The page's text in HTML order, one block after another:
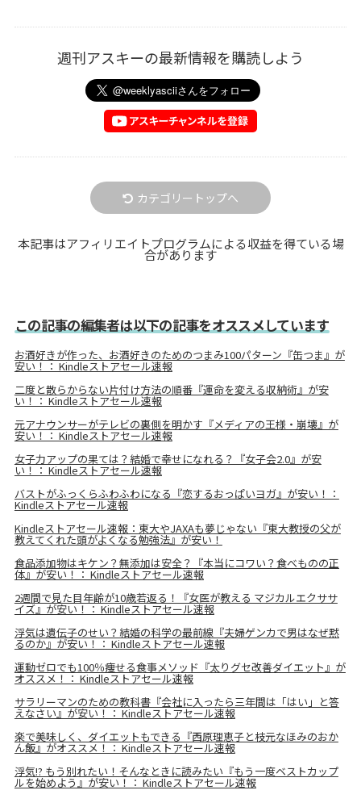
週刊アスキーの最新情報を購読しよう
カテゴリートップへ
本記事はアフィリエイトプログラムによる収益を得ている場
合があります
この記事の編集者は以下の記事をオススメしています
お酒好きが作った、お酒好きのためのつまみ100パターン『缶つま』が
安い！： Kindleストアセール速報
二度と散らからない片付け方法の順番『運命を変える収納術』が安
い！： Kindleストアセール速報
元アナウンサーがテレビの裏側を明かす『メディアの王様・崩壊』が
安い！： Kindleストアセール速報
女子力アップの果ては？結婚で幸せになれる？『女子会2.0』が安
い！： Kindleストアセール速報
バストがふっくらふわふわになる『恋するおっぱいヨガ』が安い！：
Kindleストアセール速報
Kindleストアセール速報：東大やJAXAも夢じゃない『東大教授の父が
教えてくれた頭がよくなる勉強法』が安い！
食品添加物はキケン？無添加は安全？『本当にコワい？食べものの正
体』が安い！： Kindleストアセール速報
2週間で見た目年齢が10歳若返る！『女医が教える マジカルエクササ
イズ』が安い！： Kindleストアセール速報
浮気は遺伝子のせい？結婚の科学の最前線『夫婦ゲンカで男はなぜ黙
るのか』が安い！： Kindleストアセール速報
運動ゼロでも100％痩せる食事メソッド『太りグセ改善ダイエット』が
オススメ！： Kindleストアセール速報
サラリーマンのための教科書『会社に入ったら三年間は「はい」と答
えなさい』が安い！： Kindleストアセール速報
楽で美味しく、ダイエットもできる『西原理恵子と枝元なほみのおか
ん飯』がオススメ！： Kindleストアセール速報
浮気!? もう別れたい！そんなときに読みたい『もう一度ベストカップ
ルを始めよう』が安い！： Kindleストアセール速報